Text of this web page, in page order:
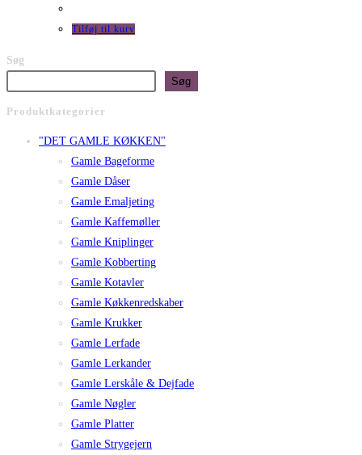
Tilføj til kurv
Søg
Søg
Produktkategorier
"DET GAMLE KØKKEN"
Gamle Bageforme
Gamle Dåser
Gamle Emaljeting
Gamle Kaffemøller
Gamle Kniplinger
Gamle Kobberting
Gamle Kotavler
Gamle Køkkenredskaber
Gamle Krukker
Gamle Lerfade
Gamle Lerkander
Gamle Lerskåle & Dejfade
Gamle Nøgler
Gamle Platter
Gamle Strygejern